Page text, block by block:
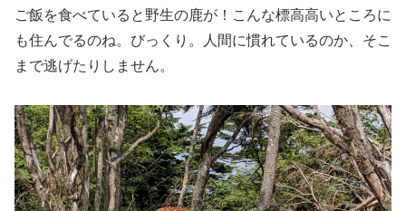
ご飯を食べていると野生の鹿が！こんな標高高いところに
も住んでるのね。びっくり。人間に慣れているのか、そこ
まで逃げたりしません。